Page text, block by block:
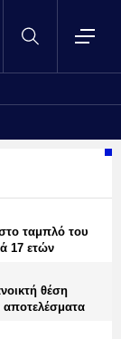
ταμπλό του
17 ετών
θέση
αποτελέσματα